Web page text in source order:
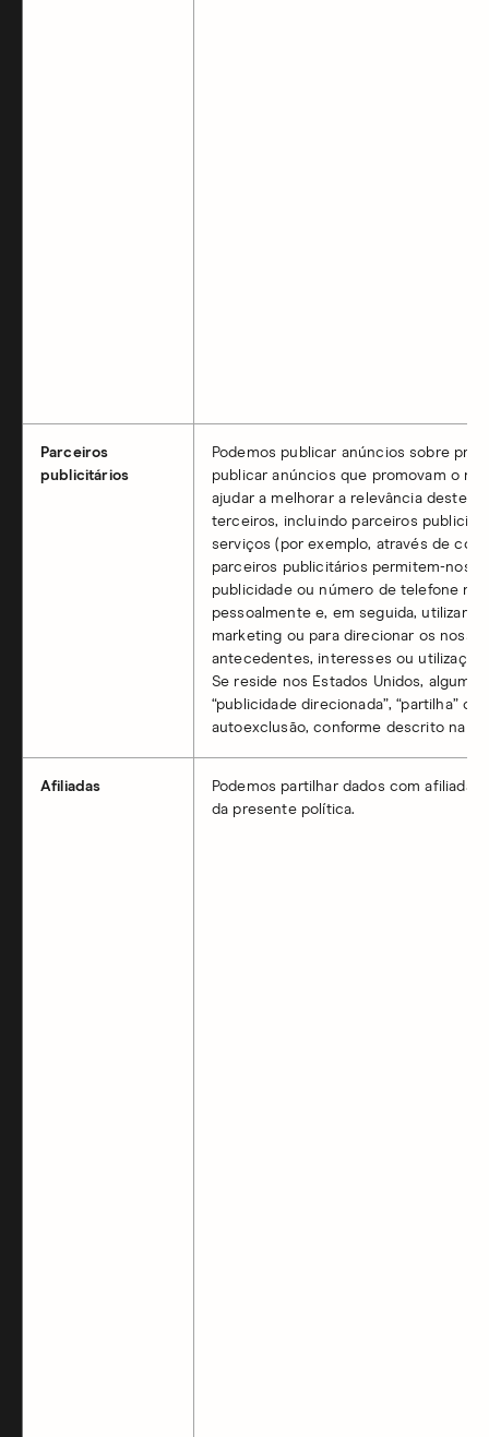
Parceiros
publicitários
Podemos publicar anúncios sobre
publicar anúncios que promovam o
ajudar a melhorar a relevância destes
terceiros, incluindo parceiros
serviços (por exemplo, através de
parceiros publicitários permitem-nos
publicidade ou número de telefone
pessoalmente e, em seguida, utilizar
marketing ou para direcionar os
antecedentes, interesses ou utilização
Se reside nos Estados Unidos,
“publicidade direcionada”, “partilha”
autoexclusão, conforme descrito na
Afiliadas
Podemos partilhar dados com
da presente política.